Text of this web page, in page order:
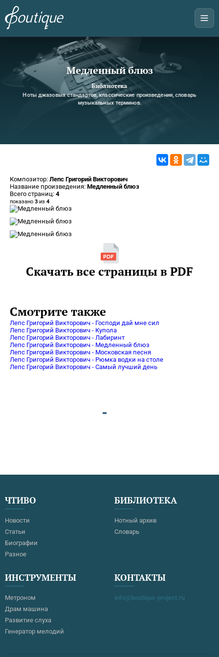
Медленный блюз
Библиотека
Ноты джазовых стандартов, классические произведения, словарь
музыкальных терминов.
Композитор: Лепс Григорий Викторович
Название произведения: Медленный блюз
Всего страниц: 4
показано 3 из 4
Скачать все страницы в PDF
Смотрите также
Лепс Григорий Викторович - Господи дай мне сил
Лепс Григорий Викторович - Купола
Лепс Григорий Викторович - Лабиринт
Лепс Григорий Викторович - Медленный блюз
Лепс Григорий Викторович - Московская песня
Лепс Григорий Викторович - Рюмка водки на столе
Лепс Григорий Викторович - Самый лучший день
ЧТИВО
Новости
Статьи
Биографии
Разное
БИБЛИОТЕКА
Нотный архив
Словарь
ИНСТРУМЕНТЫ
Метроном
Драм машина
Развитие слуха
Генератор мелодий
КОНТАКТЫ
info@boutique-project.ru